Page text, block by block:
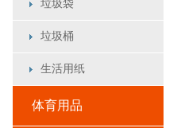
垃圾袋
垃圾桶
生活用纸
体育用品